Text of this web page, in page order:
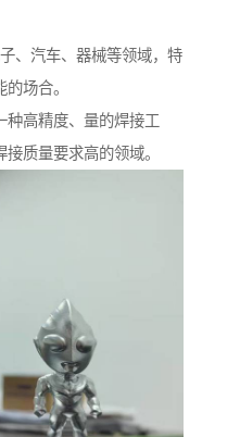
、汽车、器械等领域，特
场合。
种高精度、量的焊接工
质量要求高的领域。